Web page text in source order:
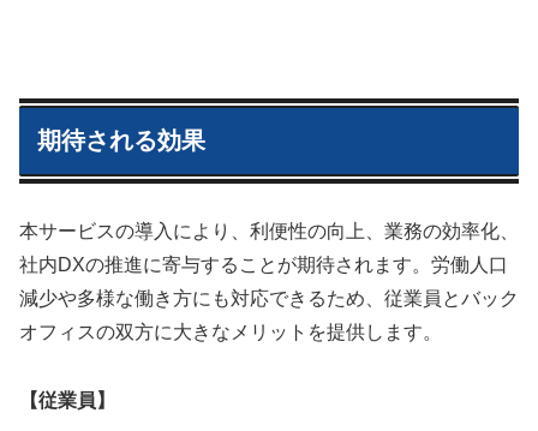
期待される効果
本サービスの導入により、利便性の向上、業務の効率化、
社内DXの推進に寄与することが期待されます。労働人口
減少や多様な働き方にも対応できるため、従業員とバック
オフィスの双方に大きなメリットを提供します。
【従業員】